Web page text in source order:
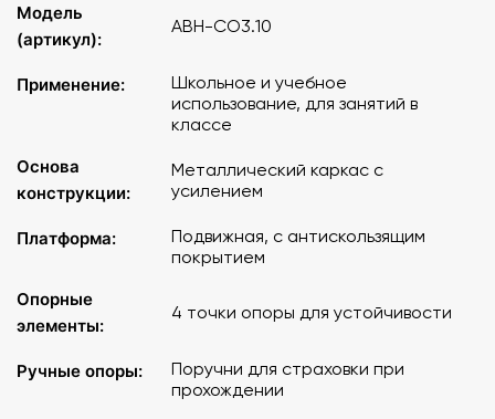
Модель
(артикул):
АВН-СО3.10
Применение:
Школьное и учебное
использование, для занятий в
классе
Основа
конструкции:
Металлический каркас с
усилением
Платформа:
Подвижная, с антискользящим
покрытием
Опорные
элементы:
4 точки опоры для устойчивости
Ручные опоры:
Поручни для страховки при
прохождении